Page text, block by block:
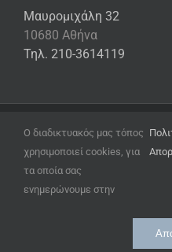
Μαυρομιχάλη 32
10680 Αθήνα
Τηλ. 210-3614119
Ο διαδικτυακός μας τόπος
χρησιμοποιεί cookies, για
τα οποία σας
ενημερώνουμε στην